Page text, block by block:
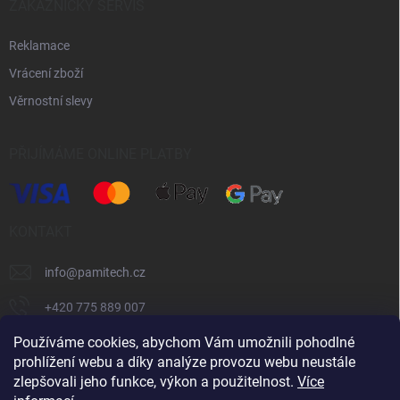
Používáme cookies, abychom Vám umožnili pohodlné
prohlížení webu a díky analýze provozu webu neustále
zlepšovali jeho funkce, výkon a použitelnost. Více
Reklamace
Vrácení zboží
Věrnostní slevy
info@pamitech.cz
+420 775 889 007
Shoptet.cz číčoviny.cz VM Technology s.r.o.